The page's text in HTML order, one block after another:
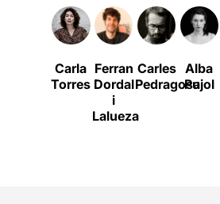
Carla
Torres
Ferran
Dordal
i
Lalueza
Carles
Pedragosa
Alba
Pujol